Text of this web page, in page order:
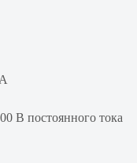
В постоянного тока